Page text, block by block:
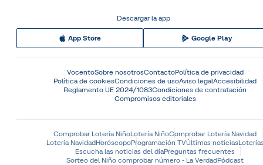
Descargar la app
App Store Google Play
VocentoSobre nosotrosContactoPolítica de privacidad
Política de cookiesCondiciones de usoAviso legalAccesibilidad
Reglamento UE 2024/1083Condiciones de contratación
Compromisos editoriales
Comprobar Lotería NiñoLotería NiñoComprobar Lotería Navidad
Lotería NavidadHoróscopoProgramación TVÚltimas noticias
Escucha las noticias del díaPreguntas frecuentes
Sorteo del Niño comprobar número - La VerdadPódcast